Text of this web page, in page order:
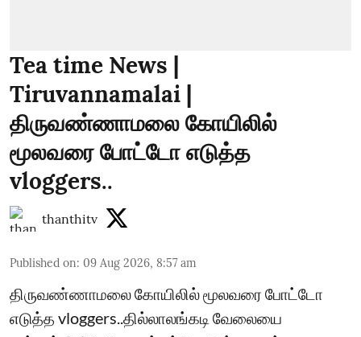
Tea time News |
Tiruvannamalai |
திருவண்ணாமலை கோயிலில்
மூலவரை போட்டோ எடுத்த
vloggers..
thanthitv
Published on: 09 Aug 2026, 8:57 am
திருவண்ணாமலை கோயிலில் மூலவரை போட்டோ
எடுத்த vloggers..தில்லாலங்கடி வேலையை